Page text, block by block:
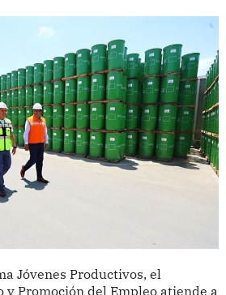
Jóvenes Productivos, el
Promoción del Empleo atiende a